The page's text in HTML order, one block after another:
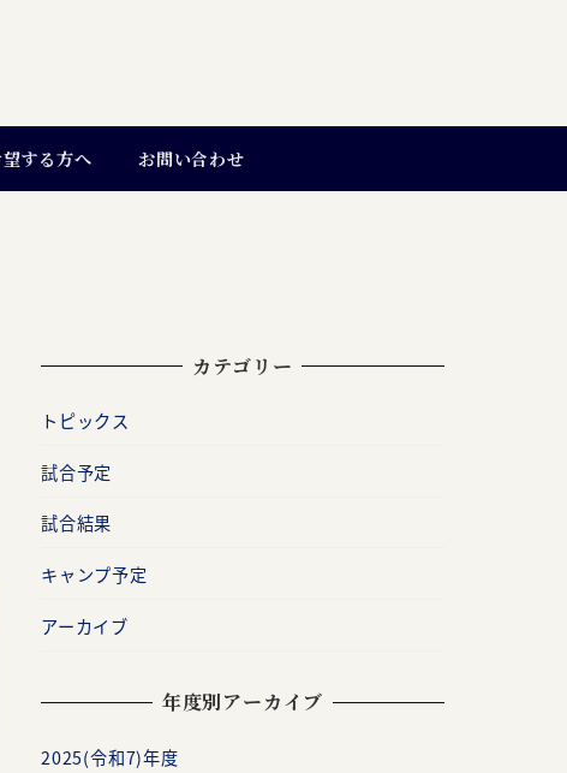
する方へ お問い合わせ
カテゴリー
トピックス
試合予定
試合結果
キャンプ予定
アーカイブ
年度別アーカイブ
2025(令和7)年度